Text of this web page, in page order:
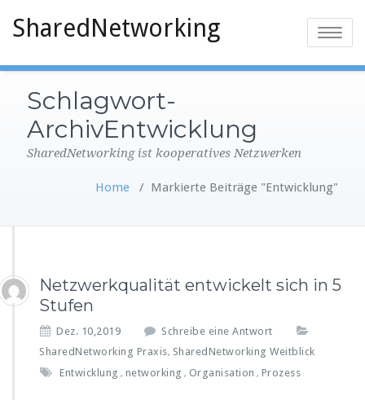
SharedNetworking Toggle
Schlagwort-
ArchivEntwicklung
SharedNetworking ist kooperatives Netzwerken
Home / Markierte Beiträge "Entwicklung"
Netzwerkqualität entwickelt sich in 5
Stufen
Dez. 10,2019
Schreibe eine Antwort
SharedNetworking Praxis, SharedNetworking Weitblick
Entwicklung , networking , Organisation , Prozess